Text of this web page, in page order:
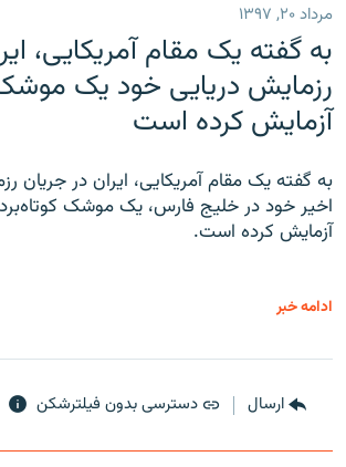
مرداد ۲۰, ۱۳۹۷
به گفته یک مقام آمریکایی،
رزمایش دریایی خود یک
آزمایش کرده است
به گفته یک مقام آمریکایی، ایران در جریان
اخیر خود در خلیج فارس، یک موشک
آزمایش کرده است.
ادامه خبر
ارسال دسترسی بدون فیلترشکن